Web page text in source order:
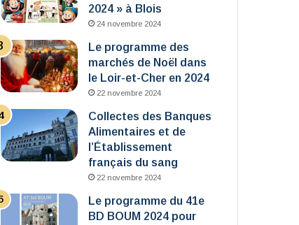
2024 » à Blois
24 novembre 2024
Le programme des
marchés de Noël dans
le Loir-et-Cher en 2024
22 novembre 2024
Collectes des Banques
Alimentaires et de
l’Établissement
français du sang
22 novembre 2024
Le programme du 41e
BD BOUM 2024 pour